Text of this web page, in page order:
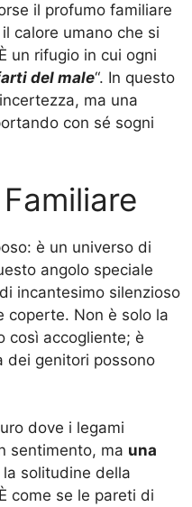
il profumo familiare
calore umano che si
un rifugio in cui ogni
del male“. In questo
ma una
con sé sogni
è un universo di
angolo speciale
incantesimo silenzioso
coperte. Non è solo la
così accogliente; è
dei genitori possono
dove i legami
sentimento, ma una
solitudine della
come se le pareti di